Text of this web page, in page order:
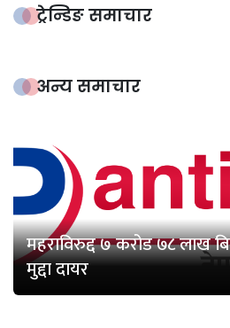
ट्रेन्डिङ समाचार
अन्य समाचार
महराविरुद्द ७ करोड ७८ लाख
मुद्दा दायर